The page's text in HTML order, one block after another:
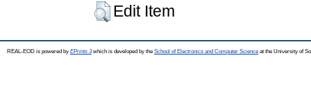
Edit Item
REAL-EOD is powered by EPrints 3which is developed by the School of Electronics and Computer Science at the University of